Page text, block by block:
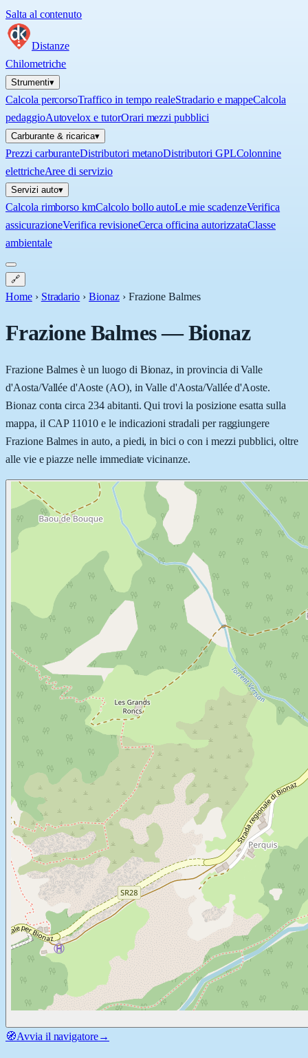
Salta al contenuto
Distanze
Chilometriche
Strumenti▾
Calcola percorsoTraffico in tempo realeStradario e mappeCalcola
pedaggioAutovelox e tutorOrari mezzi pubblici
Carburante & ricarica▾
Prezzi carburanteDistributori metanoDistributori GPLColonnine
elettricheAree di servizio
Servizi auto▾
Calcola rimborso kmCalcolo bollo autoLe mie scadenzeVerifica
assicurazioneVerifica revisioneCerca officina autorizzataClasse
ambientale
🔗
Home › Stradario › Bionaz › Frazione Balmes
Frazione Balmes—Bionaz
Frazione Balmes è un luogo di Bionaz, in provincia di Valle
d'Aosta/Vallée d'Aoste (AO), in Valle d'Aosta/Vallée d'Aoste.
Bionaz conta circa 234 abitanti. Qui trovi la posizione esatta sulla
mappa, il CAP 11010 e le indicazioni stradali per raggiungere
Frazione Balmes in auto, a piedi, in bici o con i mezzi pubblici, oltre
alle vie e piazze nelle immediate vicinanze.
🧭Avvia il navigatore→